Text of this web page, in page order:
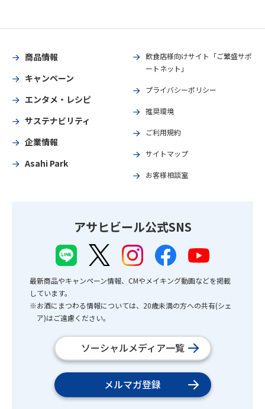
商品情報
キャンペーン
エンタメ・レシピ
サステナビリティ
企業情報
Asahi Park
飲食店様向けサイト「ご繁盛サポ
ートネット」
プライバシーポリシー
推奨環境
ご利用規約
サイトマップ
お客様相談室
アサヒビール公式SNS
最新商品やキャンペーン情報、CMやメイキング動画などを掲載
しています。
※お酒にまつわる情報については、20歳未満の方への共有(シェ
ア)はご遠慮ください。
ソーシャルメディア一覧
メルマガ登録